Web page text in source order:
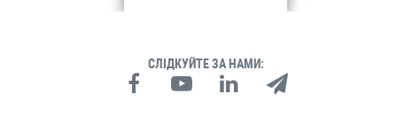
СЛІДКУЙТЕ ЗА НАМИ: